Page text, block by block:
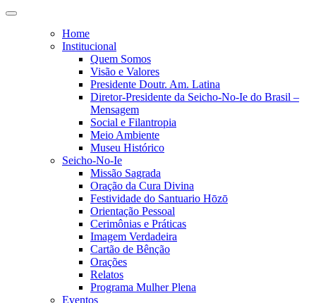
Home
Institucional
Quem Somos
Visão e Valores
Presidente Doutr. Am. Latina
Diretor-Presidente da Seicho-No-Ie do Brasil –
Mensagem
Social e Filantropia
Meio Ambiente
Museu Histórico
Seicho-No-Ie
Missão Sagrada
Oração da Cura Divina
Festividade do Santuario Hōzō
Orientação Pessoal
Cerimônias e Práticas
Imagem Verdadeira
Cartão de Bênção
Orações
Relatos
Programa Mulher Plena
Eventos